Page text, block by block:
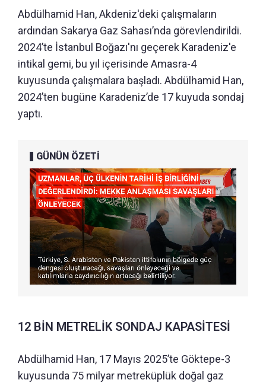
Abdülhamid Han, Akdeniz'deki çalışmaların
ardından Sakarya Gaz Sahası’nda görevlendirildi.
2024’te İstanbul Boğazı'nı geçerek Karadeniz'e
intikal gemi, bu yıl içerisinde Amasra-4
kuyusunda çalışmalara başladı. Abdülhamid Han,
2024’ten bugüne Karadeniz’de 17 kuyuda sondaj
yaptı.
GÜNÜN ÖZETİ
12 BİN METRELİK SONDAJ KAPASİTESİ
Abdülhamid Han, 17 Mayıs 2025’te Göktepe-3
kuyusunda 75 milyar metreküplük doğal gaz